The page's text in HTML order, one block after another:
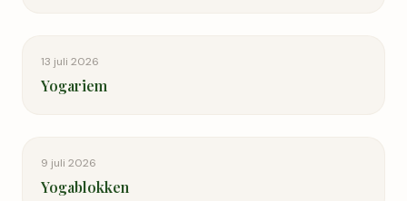
13 juli 2026
Yogariem
9 juli 2026
Yogablokken